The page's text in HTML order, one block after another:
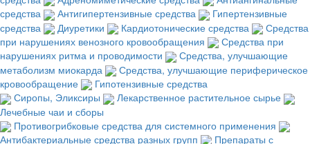
средства
Антигипертензивные средства
Гипертензивные
средства
Диуретики Кардиотонические средства
Средства
при нарушениях венозного кровообращения
Средства при
нарушениях ритма и проводимости
Средства, улучшающие
метаболизм миокарда
Средства, улучшающие периферическое
кровообращение
Гипотензивные средства
Сиропы, Эликсиры
Лекарственное растительное сырье
Лечебные чаи и сборы
Противогрибковые средства для системного применения
Антибактериальные средства разных групп
Препараты с